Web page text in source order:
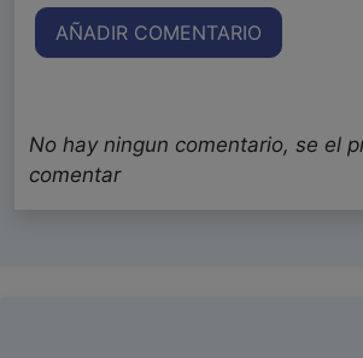
AÑADIR COMENTARIO
No hay ningun comentario, se el
comentar